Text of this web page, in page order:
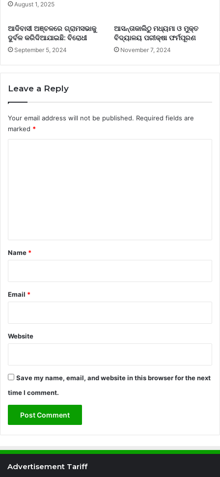
August 1, 2025
ଆଦିବାସୀ ଅଞ୍ଚଳରେ ଗ୍ରାମସଭାକୁ
ଦୁର୍ବଳ କରିଦିଆଯାଇଛି: ବିରୋଧୀ
September 5, 2024
ଆସନ୍ତାକାଲିଠୁ ମଧ୍ୟମା ଓ ମୁକ୍ତ
ବିଦ୍ୟାଳୟ ପରୀକ୍ଷା ଫର୍ମପୂରଣ
November 7, 2024
Leave a Reply
Your email address will not be published. Required fields are
marked *
*
Name *
Email *
Website
Save my name, email, and website in this browser for the next
time I comment.
Advertisement Tariff